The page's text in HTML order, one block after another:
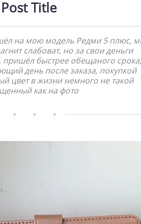
Post Title
на мою модель Редми 5 плюс,
слабоват, но за свои деньги
пришёл быстрее обещаного срока,
день после заказа, покупкой
цвет в жизни немного не такой
как на фото